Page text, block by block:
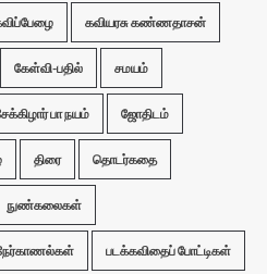
கவியரசு கண்ணதாசன்
கேள்வி-பதில் சமயம்
பா நயம் ஜோதிடம்
திரை தொடர்கதை
நுண்கலைகள்
படக்கவிதைப் போட்டிகள்